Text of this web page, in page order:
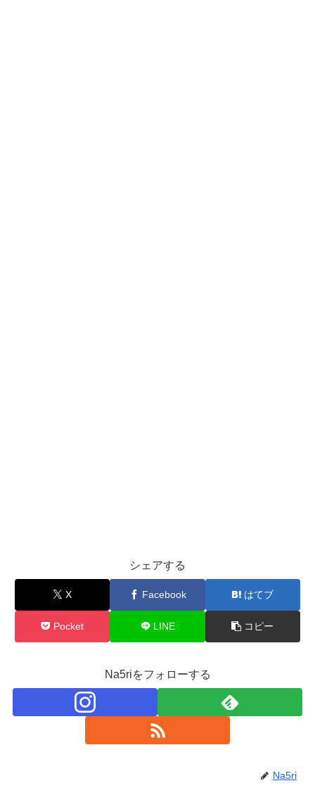
シェアする
X Facebook はてブ
Pocket LINE コピー
Na5riをフォローする
Na5ri